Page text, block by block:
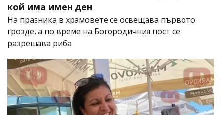
кой има имен ден
На празника в храмовете се освещава първото
грозде, а по време на Богородичния пост се
разрешава риба